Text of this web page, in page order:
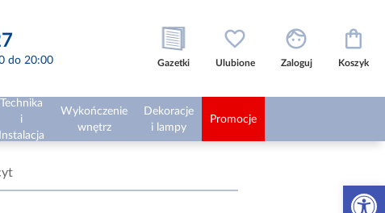
Otwórz
do 20:00 Gazetki Ulubione Zaloguj Koszyk
Technika
i
Instalacja
Wykończenie
wnętrz
Dekoracje
i lampy
Promocje